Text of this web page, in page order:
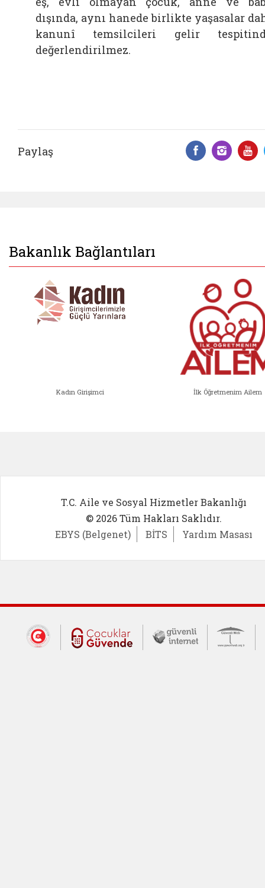
dışında, aynı hanede birlikte yaşasalar
kanunî temsilcileri gelir
değerlendirilmez.
Paylaş
Bakanlık Bağlantıları
Kadın Girişimci İlk Öğretmenim Ailem
T.C. Aile ve Sosyal Hizmetler Bakanlığı
© 2026 Tüm Hakları Saklıdır.
EBYS (Belgenet)
BİTS Yardım Masası
Dış Bağlantılar
Cumhurbaşkanlığı İletişim Merkezi
Çocuklar Güvende (yeni
Güvenli